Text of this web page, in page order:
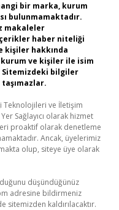
bir marka, kurum
bulunmamaktadır.
makaleler
haber niteliği
kişiler hakkında
kurum ve kişiler ile isim
bilgiler
Teknolojileri ve İletişim
Sağlayıcı olarak hizmet
proaktif olarak denetleme
Ancak, üyelerimiz
olup, siteye üye olarak
düşündüğünüz
adresine bildirmeniz
sitemizden kaldırılacaktır.